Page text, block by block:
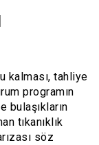
kalması, tahliye
programın
bulaşıkların
tıkanıklık
söz